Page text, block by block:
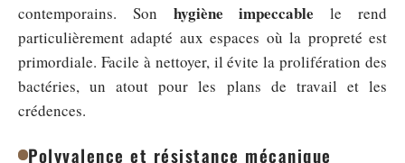
contemporains. Son hygiène impeccable le rend
particulièrement adapté aux espaces où la propreté est
primordiale. Facile à nettoyer, il évite la prolifération des
bactéries, un atout pour les plans de travail et les
crédences.
Polyvalence et résistance mécanique